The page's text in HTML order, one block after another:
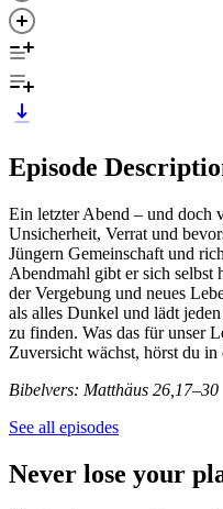
Episode
Ein letzter Abend – und doch
Unsicherheit, Verrat und
Jüngern Gemeinschaft und
Abendmahl gibt er sich selbst
der Vergebung und neues
als alles Dunkel und lädt
zu finden. Was das für unser
Zuversicht wächst, hörst du
Bibelvers: Matthäus 26,17–30
See all episodes
Never lose your